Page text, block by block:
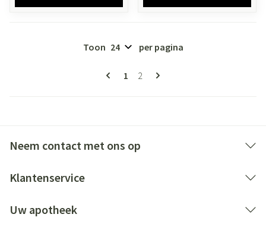
Pagina's
U lees momenteel pagina
1 Pagina
2
Toon per pagina
Neem contact met ons op
Klantenservice
Uw apotheek